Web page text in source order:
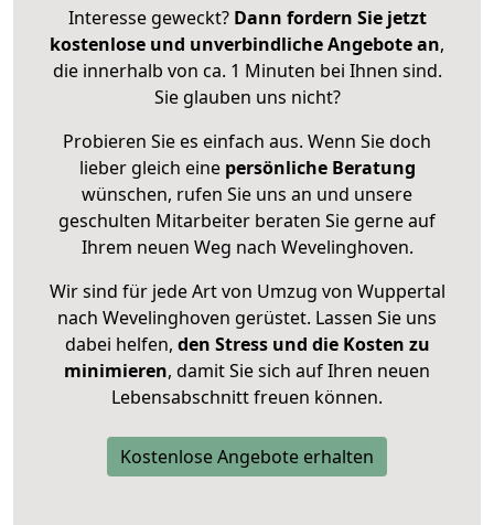
Interesse geweckt? Dann fordern Sie jetzt
kostenlose und unverbindliche Angebote an,
die innerhalb von ca. 1 Minuten bei Ihnen sind.
Sie glauben uns nicht?
Probieren Sie es einfach aus. Wenn Sie doch
lieber gleich eine persönliche Beratung
wünschen, rufen Sie uns an und unsere
geschulten Mitarbeiter beraten Sie gerne auf
Ihrem neuen Weg nach Wevelinghoven.
Wir sind für jede Art von Umzug von Wuppertal
nach Wevelinghoven gerüstet. Lassen Sie uns
dabei helfen, den Stress und die Kosten zu
minimieren, damit Sie sich auf Ihren neuen
Lebensabschnitt freuen können.
Kostenlose Angebote erhalten